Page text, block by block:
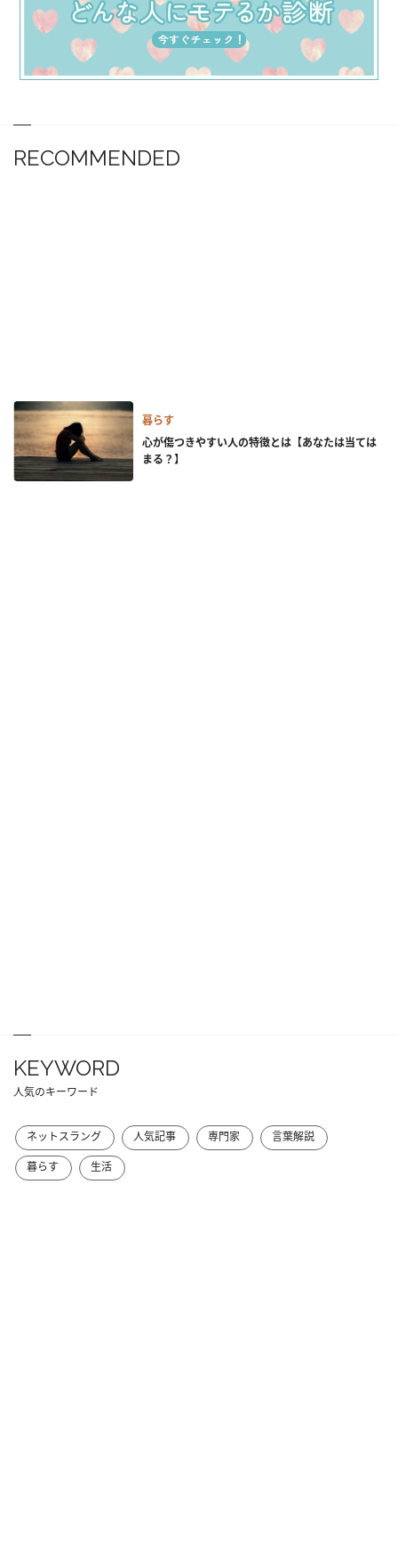
RECOMMENDED
暮らす
心が傷つきやすい人の特徴とは【あなたは当ては
まる？】
KEYWORD
人気のキーワード
ネットスラング 人気記事 専門家
言葉解説
暮らす
生活